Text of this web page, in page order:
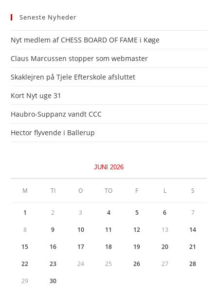
Seneste Nyheder
Nyt medlem af CHESS BOARD OF FAME i Køge
Claus Marcussen stopper som webmaster
Skaklejren på Tjele Efterskole afsluttet
Kort Nyt uge 31
Haubro-Suppanz vandt CCC
Hector flyvende i Ballerup
JUNI 2026
M TI O TO F L S
1 2 3 4 5 6 7
8 9 10 11 12 13 14
15 16 17 18 19 20 21
22 23 24 25 26 27 28
29 30